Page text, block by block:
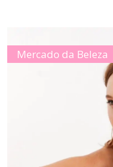
Mercado da Beleza